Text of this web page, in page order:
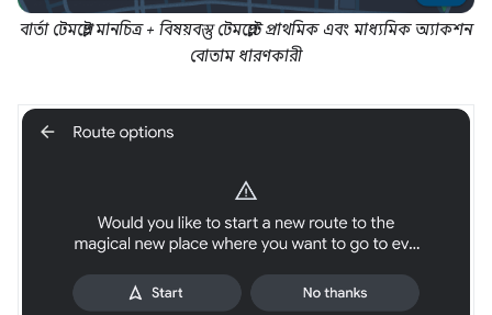
বার্তা টেমপ্লেট মানচিত্র + বিষয়বস্তু টেমপ্লেটে প্রাথমিক এবং মাধ্যমিক অ্যাকশন
বোতাম ধারণকারী